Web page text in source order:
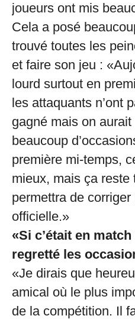
joueurs ont mis
Cela a posé
trouvé toutes les
et faire son jeu :
lourd surtout en
les attaquants n’ont
gagné mais on
beaucoup
première mi-temps,
mieux, mais ça
permettra de
officielle.»
«Si c’était en
regretté les
«Je dirais que
amical où le plus
de la compétition. Il